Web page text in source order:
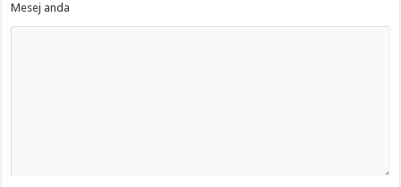
Mesej anda